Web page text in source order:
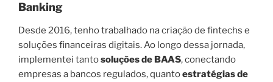
Banking
Desde 2016, tenho trabalhado na criação de fintechs e
soluções financeiras digitais. Ao longo dessa jornada,
implementei tantosoluções de BAAS, conectando
empresas a bancos regulados, quantoestratégias de